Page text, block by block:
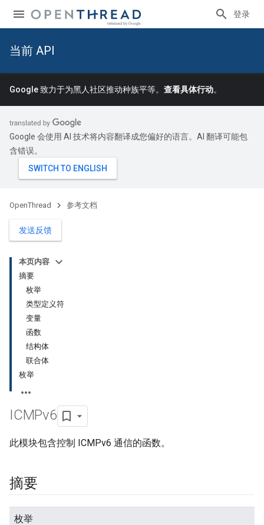
登录
当前 API
Google 致力于为黑人社区推动种族平等。 查看具体行动。
Google 会使用 AI 技术将内容翻译成您偏好的语言。AI 翻译可能包
含错误。
OpenThread 参考文档
发送反馈
本页内容
摘要
枚举
类型定义符
变量
函数
结构体
联合体
枚举
ICMPv6
此模块包含控制 ICMPv6 通信的函数。
摘要
枚举